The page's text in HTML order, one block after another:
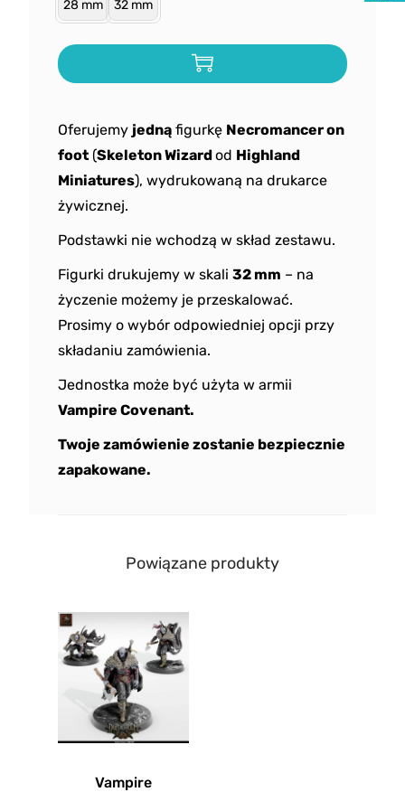
Oferujemy jedną figurkę Necromancer on
foot (Skeleton Wizardod Highland
Miniatures), wydrukowaną na drukarce
żywicznej.
Podstawki nie wchodzą w skład zestawu.
Figurki drukujemy w skali 32 mm – na
życzenie możemy je przeskalować.
Prosimy o wybór odpowiedniej opcji przy
składaniu zamówienia.
Jednostka może być użyta w armii
Vampire Covenant.
Twoje zamówienie zostanie bezpiecznie
zapakowane.
28 mm 32 mm
Powiązane produkty
Vampire